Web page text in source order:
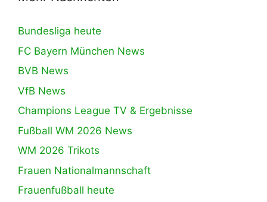
Bundesliga heute
FC Bayern München News
BVB News
VfB News
Champions League TV & Ergebnisse
Fußball WM 2026 News
WM 2026 Trikots
Frauen Nationalmannschaft
Frauenfußball heute